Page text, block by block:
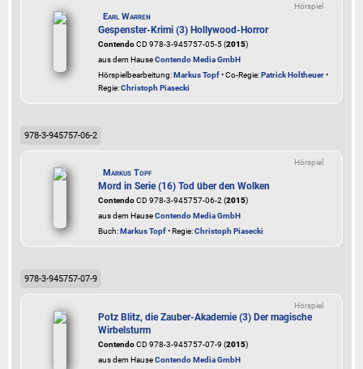
Hörspiel
Earl Warren
Gespenster-Krimi (3) Hollywood-Horror
ContendoCD 978-3-945757-05-5 (2015)
aus dem HauseContendo Media GmbH
Hörspielbearbeitung:Markus Topf• Co-Regie:Patrick Holtheuer•
Regie:Christoph Piasecki
978-3-945757-06-2
Hörspiel
Markus Topf
Mord in Serie (16) Tod über den Wolken
ContendoCD 978-3-945757-06-2 (2015)
aus dem HauseContendo Media GmbH
Buch:Markus Topf• Regie:Christoph Piasecki
978-3-945757-07-9
Hörspiel
Potz Blitz, die Zauber-Akademie (3) Der magische
Wirbelsturm
ContendoCD 978-3-945757-07-9 (2015)
aus dem HauseContendo Media GmbH